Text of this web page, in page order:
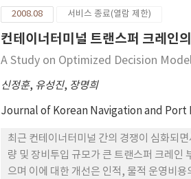
의 출력에 잘 추종하였고, 모델기반 퍼지제
다.
2008.08 서비스 종료(열람 제한)
컨테이너터미널 트랜스퍼 크레인
A Study on Optimized Decision
신정훈, 유성진, 장명희
Journal of Korean Navigation and Port
최근 컨테이너터미널 간의 경쟁이 심화되
량 및 장비투입 규모가 큰 트랜스퍼 크레인
으며 이에 대한 개선은 인적, 물적 운영비